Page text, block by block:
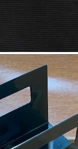
разделитель